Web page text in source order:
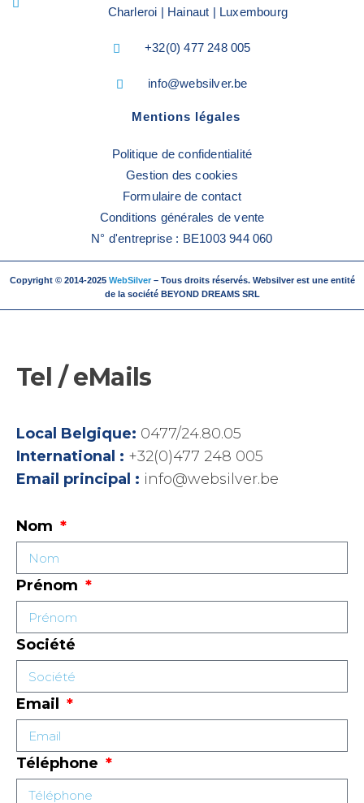
Charleroi | Hainaut | Luxembourg
+32(0) 477 248 005
info@websilver.be
Mentions légales
Politique de confidentialité
Gestion des cookies
Formulaire de contact
Conditions générales de vente
N° d'entreprise : BE1003 944 060
Copyright © 2014-2025 WebSilver– Tous droits réservés. Websilver est une entité
de la société BEYOND DREAMS SRL
Tel / eMails
Local Belgique: 0477/24.80.05
International : +32(0)477 248 005
Email principal : info@websilver.be
Nom
Prénom
Société
Email
Téléphone